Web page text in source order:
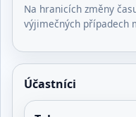
Na hranicích změny
výjimečných případech
Účastníci